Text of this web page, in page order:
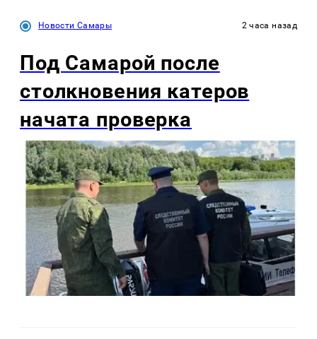
Новости Самары 2 часа назад
Под Самарой после
столкновения катеров
начата проверка